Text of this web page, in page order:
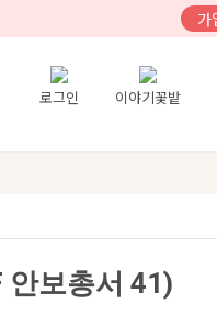
가
로그인 이야기꽃밭
안보총서 41)